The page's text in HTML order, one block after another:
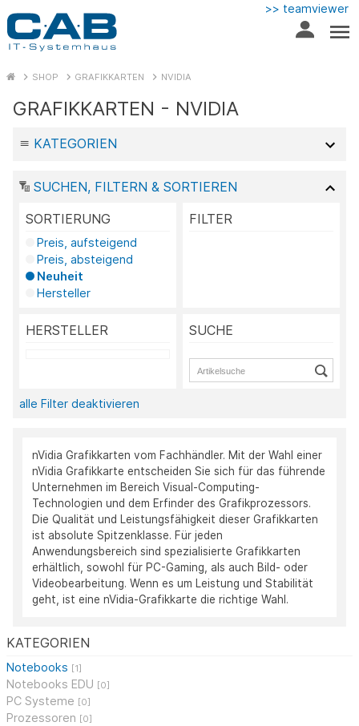
>> teamviewer
SHOP GRAFIKKARTEN NVIDIA
KATEGORIEN
Notebooks [1]
Notebooks EDU [0]
PC Systeme [0]
Prozessoren [0]
GRAFIKKARTEN - NVIDIA
KATEGORIEN
SUCHEN, FILTERN & SORTIEREN
SORTIERUNG
Preis, aufsteigend
Preis, absteigend
Neuheit
Hersteller
FILTER
HERSTELLER SUCHE
alle Filter deaktivieren
nVidia Grafikkarten vom Fachhändler. Mit der Wahl einer
nVidia Grafikkarte entscheiden Sie sich für das führende
Unternehmen im Bereich Visual-Computing-
Technologien und dem Erfinder des Grafikprozessors.
Die Qualität und Leistungsfähigkeit dieser Grafikkarten
ist absolute Spitzenklasse. Für jeden
Anwendungsbereich sind spezialisierte Grafikkarten
erhältlich, sowohl für PC-Gaming, als auch Bild- oder
Videobearbeitung. Wenn es um Leistung und Stabilität
geht, ist eine nVidia-Grafikkarte die richtige Wahl.